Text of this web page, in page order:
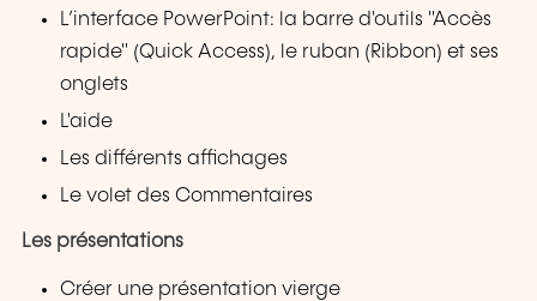
L’interface PowerPoint: la barre d'outils "Accès
rapide" (Quick Access), le ruban (Ribbon) et ses
onglets
L'aide
Les différents affichages
Le volet des Commentaires
Les présentations
Créer une présentation vierge